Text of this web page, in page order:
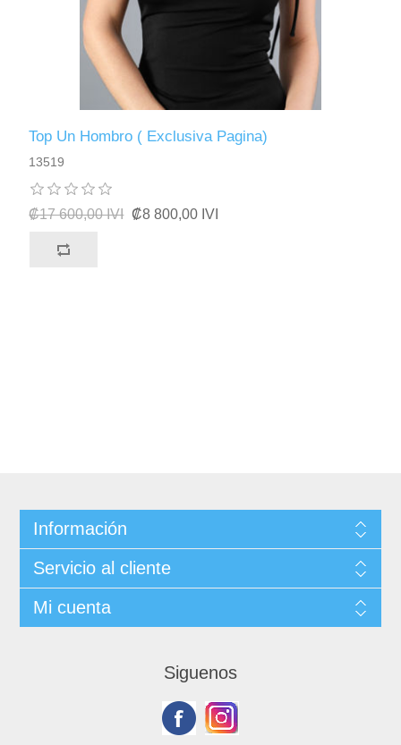
Top Un Hombro ( Exclusiva Pagina)
13519
₡17 600,00 IVI ₡8 800,00 IVI
Información
Servicio al cliente
Mi cuenta
Siguenos